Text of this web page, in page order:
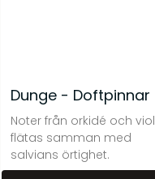
Midvinter – Doftpinnar
Dunge - Doftpinnar
Noter från orkidé och viol
flätas samman med
salvians örtighet.